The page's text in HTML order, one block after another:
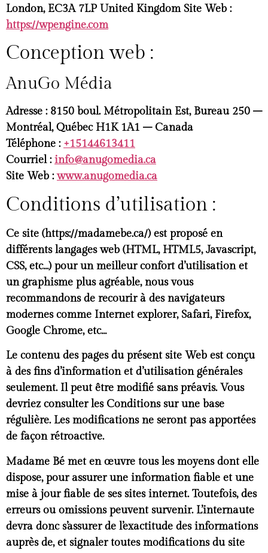
London, EC3A 7LP United Kingdom Site Web :
https://wpengine.com
Conception web :
AnuGo Média
Adresse : 8150 boul. Métropolitain Est, Bureau 250 –
Montréal, Québec H1K 1A1 – Canada
Téléphone : +15144613411
Courriel : info@anugomedia.ca
Site Web :www.anugomedia.ca
Conditions d’utilisation :
Ce site (https://madamebe.ca/) est proposé en
différents langages web (HTML, HTML5, Javascript,
CSS, etc…) pour un meilleur confort d’utilisation et
un graphisme plus agréable, nous vous
recommandons de recourir à des navigateurs
modernes comme Internet explorer, Safari, Firefox,
Google Chrome, etc…
Le contenu des pages du présent site Web est conçu
à des fins d’information et d’utilisation générales
seulement. Il peut être modifié sans préavis. Vous
devriez consulter les Conditions sur une base
régulière. Les modifications ne seront pas apportées
de façon rétroactive.
Madame Bé met en œuvre tous les moyens dont elle
dispose, pour assurer une information fiable et une
mise à jour fiable de ses sites internet. Toutefois, des
erreurs ou omissions peuvent survenir. L’internaute
devra donc s’assurer de l’exactitude des informations
auprès de, et signaler toutes modifications du site